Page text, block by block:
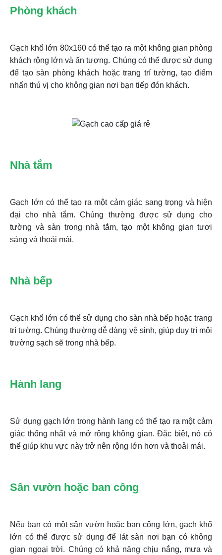
Phòng khách
Gạch khổ lớn 80x160 có thể tạo ra một không gian phòng
khách rộng lớn và ấn tượng. Chúng có thể được sử dụng
để tạo sàn phòng khách hoặc trang trí tường, tạo điểm
nhấn thú vị cho không gian nơi bạn tiếp đón khách.
Nhà tắm
Gạch lớn có thể tạo ra một cảm giác sang trọng và hiện
đại cho nhà tắm. Chúng thường được sử dụng cho
tường và sàn trong nhà tắm, tạo một không gian tươi
sáng và thoải mái.
Nhà bếp
Gạch khổ lớn có thể sử dụng cho sàn nhà bếp hoặc trang
trí tường. Chúng thường dễ dàng vệ sinh, giúp duy trì môi
trường sạch sẽ trong nhà bếp.
Hành lang
Sử dụng gạch lớn trong hành lang có thể tạo ra một cảm
giác thống nhất và mở rộng không gian. Đặc biệt, nó có
thể giúp khu vực này trở nên rộng lớn hơn và thoải mái.
Sân vườn hoặc ban công
Nếu bạn có một sân vườn hoặc ban công lớn, gạch khổ
lớn có thể được sử dụng để lát sàn nơi bạn có không
gian ngoại trời. Chúng có khả năng chịu nắng, mưa và